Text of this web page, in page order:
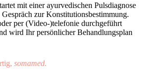
mit einer ayurvedischen Pulsdiagnose
zur Konstitutionsbestimmung.
per (Video-)telefonie durchgeführt
wird Ihr persönlicher Behandlungsplan
somamed.